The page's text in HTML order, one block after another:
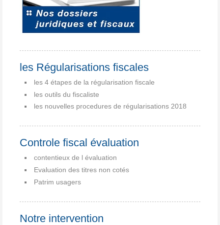
les Régularisations fiscales
les 4 étapes de la régularisation fiscale
les outils du fiscaliste
les nouvelles procedures de régularisations 2018
Controle fiscal évaluation
contentieux de l évaluation
Evaluation des titres non cotés
Patrim usagers
Notre intervention